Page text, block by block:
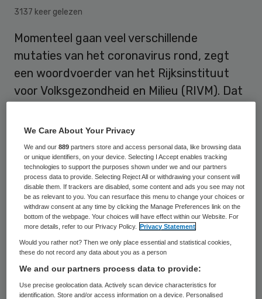
3137 keer gelezen
Momenteel gaan veel verschillende
mutaties van het coronavirus rond, zegt
een woordvoerder van het Rijksinstituut
voor Volksgezondheid en Milieu (RIVM). Dat
subvarianten van omikron en de meeste
hebben nog niet de overhand genomen
zoals omikron dat eind 2021 deed. Inmiddels
is het slecht te voorspellen welke
subvariant mogelijk dominant wordt, aldus
het RIVM.
Met de zogenoemde kiemsurveillance houdt
het RIVM in de gaten welke varianten
rondgaan. Doordat het zoveel varianten
We Care About Your Privacy
We and our889 partners store and access personal data, like browsing data
or unique identifiers, on your device. Selecting I Accept enables tracking
technologies to support the purposes shown under we and our partners
process data to provide. Selecting Reject All or withdrawing your consent will
disable them. If trackers are disabled, some content and ads you see may not
be as relevant to you. You can resurface this menu to change your choices or
withdraw consent at any time by clicking the Manage Preferences link on the
bottom of the webpage. Your choices will have effect within our Website. For
more details, refer to our Privacy Policy.
Privacy Statement
Would you rather not? Then we only place essential and statistical cookies,
these do not record any data about you as a person
We and our partners process data to provide:
Use precise geolocation data. Actively scan device characteristics for
identification. Store and/or access information on a device. Personalised